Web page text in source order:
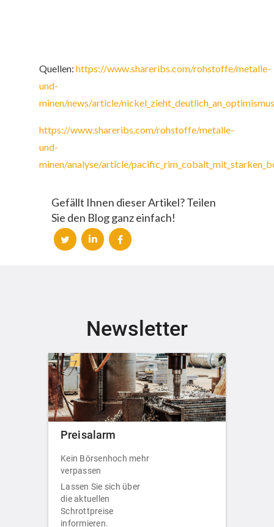
Quellen: https://www.shareribs.com/rohstoffe/metalle-
und-
minen/news/article/
https://www.shareribs.com/rohstoffe/metalle-
und-
minen/analyse/article/
Gefällt Ihnen dieser Artikel? Teilen
Sie den Blog ganz einfach!
Newsletter
Preisalarm
Kein Börsenhoch mehr
verpassen
Lassen Sie sich über
die aktuellen
Schrottpreise
informieren.